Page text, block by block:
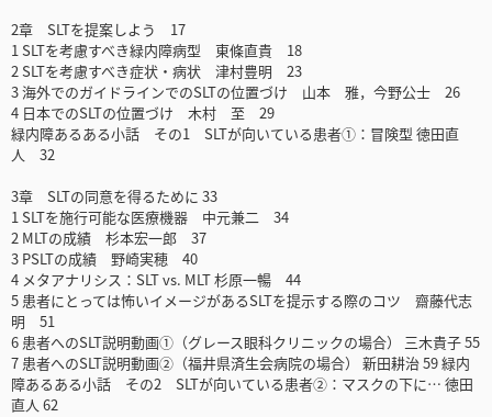
2章 SLTを提案しよう 17
1 SLTを考慮すべき緑内障病型 東條直貴 18
2 SLTを考慮すべき症状・病状 津村豊明 23
3 海外でのガイドラインでのSLTの位置づけ 山本 雅，今野公士 26
4 日本でのSLTの位置づけ 木村 至 29
緑内障あるある小話 その1 SLTが向いている患者①：冒険型 徳田直
人 32
3章 SLTの同意を得るために 33
1 SLTを施行可能な医療機器 中元兼二 34
2 MLTの成績 杉本宏一郎 37
3 PSLTの成績 野崎実穂 40
4 メタアナリシス：SLT vs. MLT 杉原一暢 44
5 患者にとっては怖いイメージがあるSLTを提示する際のコツ 齋藤代志
明 51
6 患者へのSLT説明動画①（グレース眼科クリニックの場合） 三木貴子 55
7 患者へのSLT説明動画②（福井県済生会病院の場合） 新田耕治 59 緑内
障あるある小話 その2 SLTが向いている患者②：マスクの下に… 徳田
直人 62